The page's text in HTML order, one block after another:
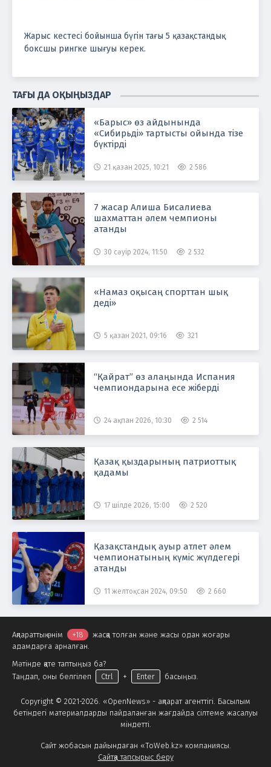
Жарыс кестесі бойынша бүгін тағы 5 қазақстандық
боксшы рингке шығуы керек.
ТАҒЫ ДА ОҚЫҢЫЗДАР
«Барыс» өз айдынында
«Сибирьді» тартысты ойында тізе
бүктірді
21 қазан 2025, 10:21 2 586
7 жасар Алиша Бисалиева
шахматтан әлем чемпионы
атанды
30 сәуір 2024, 11:50 2 532
«Намаз оқысаң спорттан шық
деді»
5 қазан 2021, 09:16 321
“Қайрат” өз алаңында Испания
чемпиондарына есе жіберді
24 ақпан 2026, 10:30 2 514
Қазақ қыздарының патриоттық
қадамы
17 шілде 2026, 15:00 2 520
Қазақстандық ауыр атлет әлем
чемпионатының күміс жүлдегері
атанды
11 желтоқсан 2024, 09:50 2 660
Copyright © 2021-2026. «OpenNews» - ақпарат агенттігі. Басылым
бетіндегі материалдарды пайдаланған жағдайда сілтеме жасалуы
міндетті.
Сайт жобасын дайындаған «ToWeb.kz» компаниясы.
Сайтқа тапсырыс беру
Ақпараттық өнім +18
жасқа толған және жасы одан жоғары
адамдарға арналған.
Мәтінде қате таптыңыз ба?
Таңдап, оны белгілеп
Ctrl + Enter басыңыз.